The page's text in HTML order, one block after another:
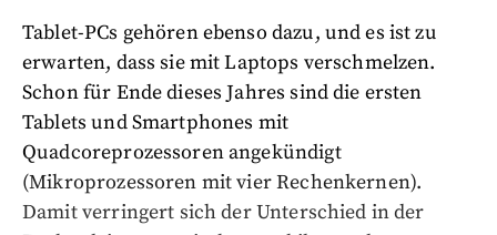
Tablet-PCs gehören ebenso dazu, und es ist zu
erwarten, dass sie mit Laptops verschmelzen.
Schon für Ende dieses Jahres sind die ersten
Tablets und Smartphones mit
Quadcoreprozessoren angekündigt
(Mikroprozessoren mit vier Rechenkernen).
Damit verringert sich der Unterschied in der